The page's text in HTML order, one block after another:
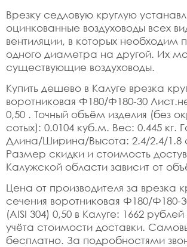
Врезку седловую круглую
оцинкованные воздуховоды всех
вентиляции, в которых необходим
одного диаметра на другой. Их
существующие воздуховоды.
Купить дешево в Калуге врезка
воротниковая Ф180/Ф180-30
0,50 . Точный объём изделия (без
сотых): 0.0104 куб.м. Вес: 0.445 кг.
Длина/Ширина/Высота: 2.4/2.4/1.8
Размер скидки и стоимость
Калужской области зависит от
Цена от производителя за врезка
сечения воротниковая Ф180/Ф180-
(AISI 304) 0,50 в Калуге: 1662
учёта стоимости доставки.
бесплатно. За подробностями